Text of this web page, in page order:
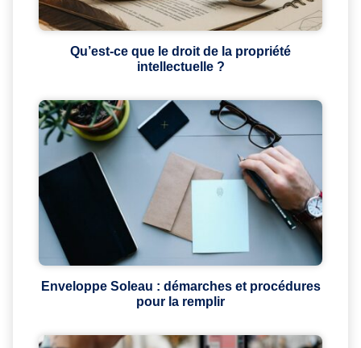
Qu’est-ce que le droit de la propriété
intellectuelle ?
Enveloppe Soleau : démarches et procédures
pour la remplir